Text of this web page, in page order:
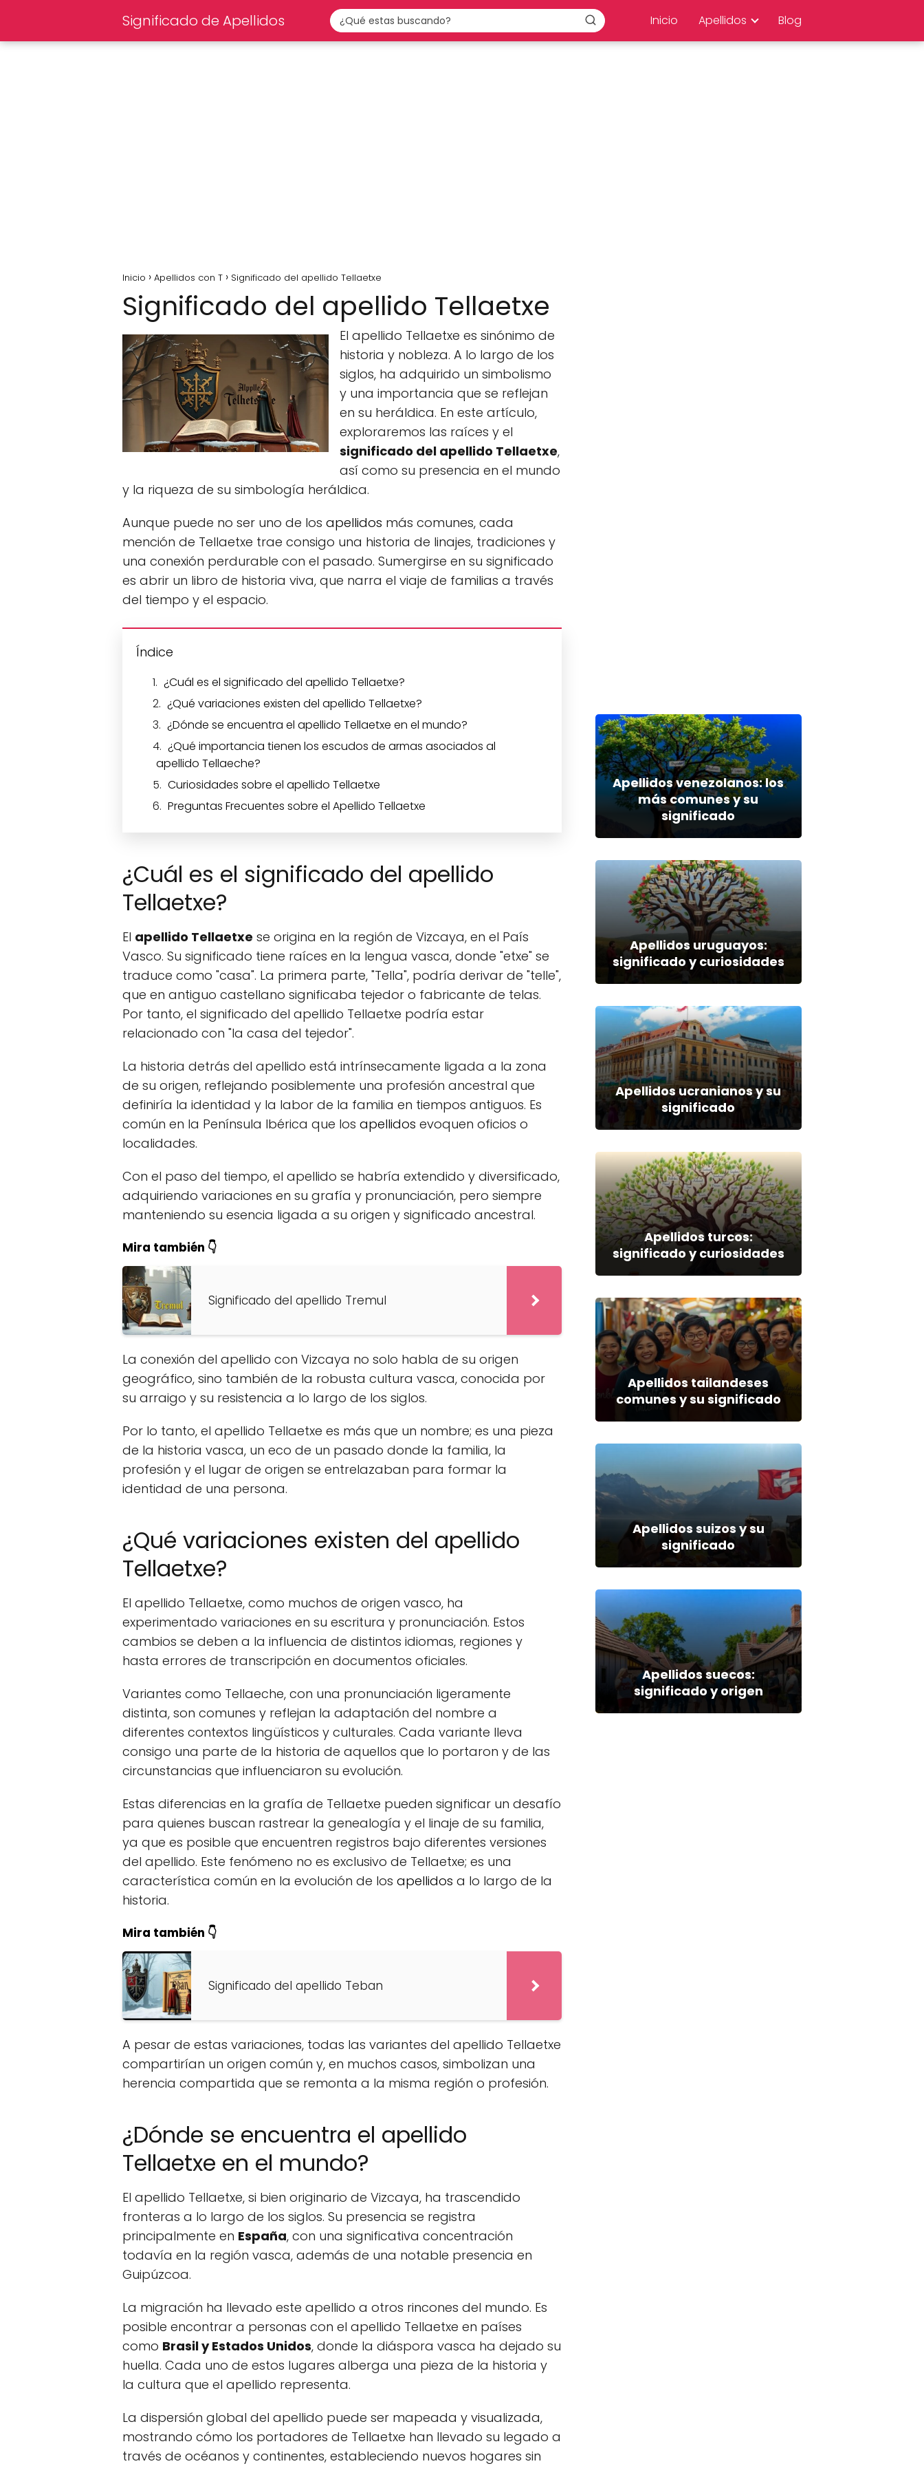
Significado de Apellidos Inicio Apellidos Blog
Inicio Apellidos con T Significado del apellido Tellaetxe
Significado del apellido Tellaetxe
El apellido Tellaetxe es sinónimo de
historia y nobleza. A lo largo de los
siglos, ha adquirido un simbolismo
y una importancia que se reflejan
en su heráldica. En este artículo,
exploraremos las raíces y el
significado del apellido Tellaetxe,
así como su presencia en el mundo
y la riqueza de su simbología heráldica.
Aunque puede no ser uno de los apellidos más comunes, cada
mención de Tellaetxe trae consigo una historia de linajes, tradiciones y
una conexión perdurable con el pasado. Sumergirse en su significado
es abrir un libro de historia viva, que narra el viaje de familias a través
del tiempo y el espacio.
Índice
¿Cuál es el significado del apellido Tellaetxe?
¿Qué variaciones existen del apellido Tellaetxe?
¿Dónde se encuentra el apellido Tellaetxe en el mundo?
¿Qué importancia tienen los escudos de armas asociados al
apellido Tellaeche?
Curiosidades sobre el apellido Tellaetxe
Preguntas Frecuentes sobre el Apellido Tellaetxe
¿Cuál es el significado del apellido
Tellaetxe?
El apellido Tellaetxe se origina en la región de Vizcaya, en el País
Vasco. Su significado tiene raíces en la lengua vasca, donde "etxe" se
traduce como "casa". La primera parte, "Tella", podría derivar de "telle",
que en antiguo castellano significaba tejedor o fabricante de telas.
Por tanto, el significado del apellido Tellaetxe podría estar
relacionado con "la casa del tejedor".
La historia detrás del apellido está intrínsecamente ligada a la zona
de su origen, reflejando posiblemente una profesión ancestral que
definiría la identidad y la labor de la familia en tiempos antiguos. Es
común en la Península Ibérica que los apellidos evoquen oficios o
localidades.
Con el paso del tiempo, el apellido se habría extendido y diversificado,
adquiriendo variaciones en su grafía y pronunciación, pero siempre
manteniendo su esencia ligada a su origen y significado ancestral.
Mira también 👇
Significado del apellido Tremul
La conexión del apellido con Vizcaya no solo habla de su origen
geográfico, sino también de la robusta cultura vasca, conocida por
su arraigo y su resistencia a lo largo de los siglos.
Por lo tanto, el apellido Tellaetxe es más que un nombre; es una pieza
de la historia vasca, un eco de un pasado donde la familia, la
profesión y el lugar de origen se entrelazaban para formar la
identidad de una persona.
¿Qué variaciones existen del apellido
Tellaetxe?
El apellido Tellaetxe, como muchos de origen vasco, ha
experimentado variaciones en su escritura y pronunciación. Estos
cambios se deben a la influencia de distintos idiomas, regiones y
hasta errores de transcripción en documentos oficiales.
Variantes como Tellaeche, con una pronunciación ligeramente
distinta, son comunes y reflejan la adaptación del nombre a
diferentes contextos lingüísticos y culturales. Cada variante lleva
consigo una parte de la historia de aquellos que lo portaron y de las
circunstancias que influenciaron su evolución.
Estas diferencias en la grafía de Tellaetxe pueden significar un desafío
para quienes buscan rastrear la genealogía y el linaje de su familia,
ya que es posible que encuentren registros bajo diferentes versiones
del apellido. Este fenómeno no es exclusivo de Tellaetxe; es una
característica común en la evolución de los apellidos a lo largo de la
historia.
Mira también 👇
Significado del apellido Teban
A pesar de estas variaciones, todas las variantes del apellido Tellaetxe
compartirían un origen común y, en muchos casos, simbolizan una
herencia compartida que se remonta a la misma región o profesión.
¿Dónde se encuentra el apellido
Tellaetxe en el mundo?
El apellido Tellaetxe, si bien originario de Vizcaya, ha trascendido
fronteras a lo largo de los siglos. Su presencia se registra
principalmente en España, con una significativa concentración
todavía en la región vasca, además de una notable presencia en
Guipúzcoa.
La migración ha llevado este apellido a otros rincones del mundo. Es
posible encontrar a personas con el apellido Tellaetxe en países
como Brasil y Estados Unidos, donde la diáspora vasca ha dejado su
huella. Cada uno de estos lugares alberga una pieza de la historia y
la cultura que el apellido representa.
La dispersión global del apellido puede ser mapeada y visualizada,
mostrando cómo los portadores de Tellaetxe han llevado su legado a
través de océanos y continentes, estableciendo nuevos hogares sin
Apellidos venezolanos: los
más comunes y su
significado
Apellidos uruguayos:
significado y curiosidades
Apellidos ucranianos y su
significado
Apellidos turcos:
significado y curiosidades
Apellidos tailandeses
comunes y su significado
Apellidos suizos y su
significado
Apellidos suecos:
significado y origen